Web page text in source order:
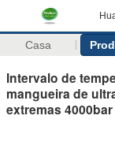
Casa
Intervalo de
mangueira de
extremas 4000bar